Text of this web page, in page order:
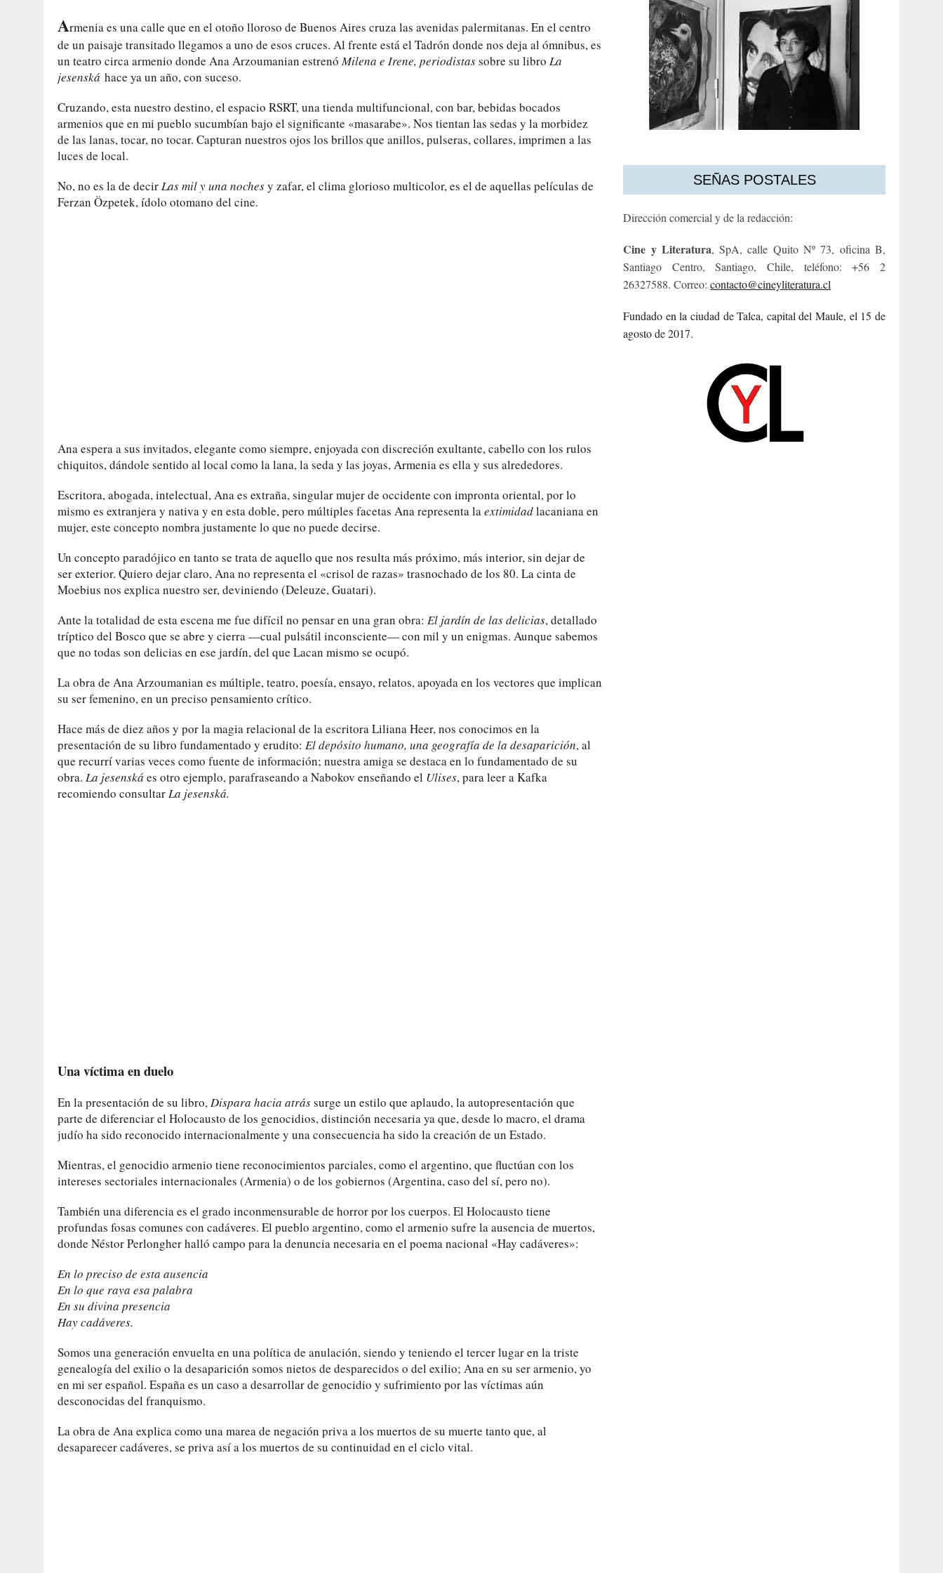
Armenia es una calle que en el otoño lloroso de Buenos Aires cruza las avenidas palermitanas. En el centro
de un paisaje transitado llegamos a uno de esos cruces. Al frente está el Tadrón donde nos deja al ómnibus, es
un teatro circa armenio donde Ana Arzoumanian estrenóMilena e Irene, periodistassobre su libro La
jesenská hace ya un año, con suceso.
Cruzando, esta nuestro destino, el espacio RSRT, una tienda multifuncional, con bar, bebidas bocados
armenios que en mi pueblo sucumbían bajo el significante «masarabe». Nos tientan las sedas y la morbidez
de las lanas, tocar, no tocar. Capturan nuestros ojos los brillos que anillos, pulseras, collares, imprimen a las
luces de local.
No, no es la de decirLas mil y una nochesy zafar, el clima glorioso multicolor, es el de aquellas películas de
Ferzan Özpetek, ídolo otomano del cine.
Ana espera a sus invitados, elegante como siempre, enjoyada con discreción exultante, cabello con los rulos
chiquitos, dándole sentido al local como la lana, la seda y las joyas, Armenia es ella y sus alrededores.
Escritora, abogada, intelectual, Ana es extraña, singular mujer de occidente con impronta oriental, por lo
mismo es extranjera y nativa y en esta doble, pero múltiples facetas Ana representa laextimidadlacaniana en
mujer, este concepto nombra justamente lo que no puede decirse.
Un concepto paradójico en tanto se trata de aquello que nos resulta más próximo, más interior, sin dejar de
ser exterior. Quiero dejar claro, Ana no representa el «crisol de razas» trasnochado de los 80. La cinta de
Moebius nos explica nuestro ser, deviniendo (Deleuze, Guatari).
Ante la totalidad de esta escena me fue difícil no pensar en una gran obra: El jardín de las delicias, detallado
tríptico del Bosco que se abre y cierra —cual pulsátil inconsciente— con mil y un enigmas. Aunque sabemos
que no todas son delicias en ese jardín, del que Lacan mismo se ocupó.
La obra de Ana Arzoumanian es múltiple, teatro, poesía, ensayo, relatos, apoyada en los vectores que implican
su ser femenino, en un preciso pensamiento crítico.
Hace más de diez años y por la magia relacional de la escritora Liliana Heer, nos conocimos en la
presentación de su libro fundamentado y erudito: El depósito humano, una geografía de la desaparición, al
que recurrí varias veces como fuente de información; nuestra amiga se destaca en lo fundamentado de su
obra. La jesenská es otro ejemplo, parafraseando a Nabokov enseñando el Ulises, para leer a Kafka
recomiendo consultarLa jesenská.
Una víctima en duelo
En la presentación de su libro,Dispara hacia atrássurge un estilo que aplaudo, la autopresentación que
parte de diferenciar el Holocausto de los genocidios, distinción necesaria ya que, desde lo macro, el drama
judío ha sido reconocido internacionalmente y una consecuencia ha sido la creación de un Estado.
Mientras, el genocidio armenio tiene reconocimientos parciales, como el argentino, que fluctúan con los
intereses sectoriales internacionales (Armenia) o de los gobiernos (Argentina, caso del sí, pero no).
También una diferencia es el grado inconmensurable de horror por los cuerpos. El Holocausto tiene
profundas fosas comunes con cadáveres. El pueblo argentino, como el armenio sufre la ausencia de muertos,
donde Néstor Perlongher halló campo para la denuncia necesaria en el poema nacional «Hay cadáveres»:
En lo preciso de esta ausencia
En lo que raya esa palabra
En su divina presencia
Hay cadáveres.
Somos una generación envuelta en una política de anulación, siendo y teniendo el tercer lugar en la triste
genealogía del exilio o la desaparición somos nietos de desparecidos o del exilio; Ana en su ser armenio, yo
en mi ser español. España es un caso a desarrollar de genocidio y sufrimiento por las víctimas aún
desconocidas del franquismo.
La obra de Ana explica como una marea de negación priva a los muertos de su muerte tanto que, al
desaparecer cadáveres, se priva así a los muertos de su continuidad en el ciclo vital.
SEÑAS POSTALES
Dirección comercial y de la redacción:
Cine y Literatura, SpA, calle Quito Nº 73, oficina B,
Santiago Centro, Santiago, Chile, teléfono: +56 2
26327588. Correo:contacto@cineyliteratura.cl
Fundado en la ciudad de Talca, capital del Maule, el 15 de
agosto de 2017.